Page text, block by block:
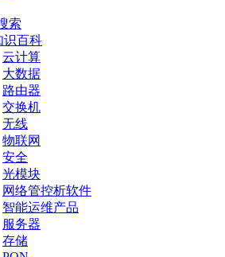
索
识百科
云计算
大数据
路由器
交换机
无线
物联网
安全
光模块
网络管控析软件
智能运维产品
服务器
存储